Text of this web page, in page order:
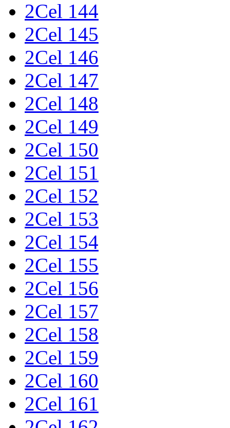
2Cel 144
2Cel 145
2Cel 146
2Cel 147
2Cel 148
2Cel 149
2Cel 150
2Cel 151
2Cel 152
2Cel 153
2Cel 154
2Cel 155
2Cel 156
2Cel 157
2Cel 158
2Cel 159
2Cel 160
2Cel 161